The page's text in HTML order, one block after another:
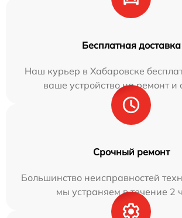
Бесплатная доставка
Наш курьер в Хабаровске
ваше устройство на ремонт и
Срочный ремонт
Большинство неисправностей
мы устраняем в течение 2